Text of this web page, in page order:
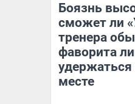
Боязнь
сможет ли
тренера
фаворита
месте